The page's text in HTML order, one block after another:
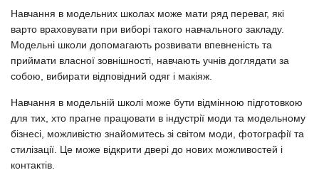
Навчання в модельних школах може мати ряд переваг, які
варто враховувати при виборі такого навчального закладу.
Модельні школи допомагають розвивати впевненість та
приймати власної зовнішності, навчають учнів доглядати за
собою, вибирати відповідний одяг і макіяж.
Навчання в модельній школі може бути відмінною підготовкою
для тих, хто прагне працювати в індустрії моди та модельному
бізнесі, можливістю знайомитесь зі світом моди, фотографії та
стилізації. Це може відкрити двері до нових можливостей і
контактів.